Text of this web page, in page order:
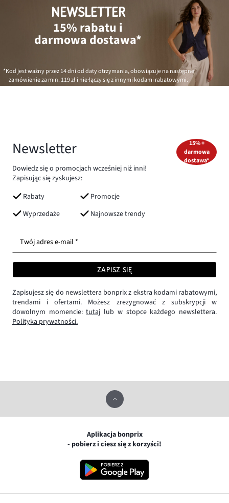
NEWSLETTER
15% rabatu i
darmowa dostawa*
*Kod jest ważny przez 14 dni od daty otrzymania, obowiązuje na następne
zamówienie za min. 119 złi nie łączy się z innymi kodami rabatowymi.
Newsletter
Dowiedz się o promocjach wcześniej niż inni!
Zapisując się zyskujesz:
Rabaty
Promocje
Wyprzedaże
Najnowsze trendy
15% +
darmowa
dostawa*
Twój adres e-mail *
ZAPISZ SIĘ
Zapisujesz się do newslettera bonprix z ekstra kodami rabatowymi,
trendami i ofertami. Możesz zrezygnować z subskrypcji w
dowolnym momencie:tutaj lub w stopce każdego newslettera.
Polityka prywatności.
Aplikacja bonprix
- pobierz i ciesz się z korzyści!